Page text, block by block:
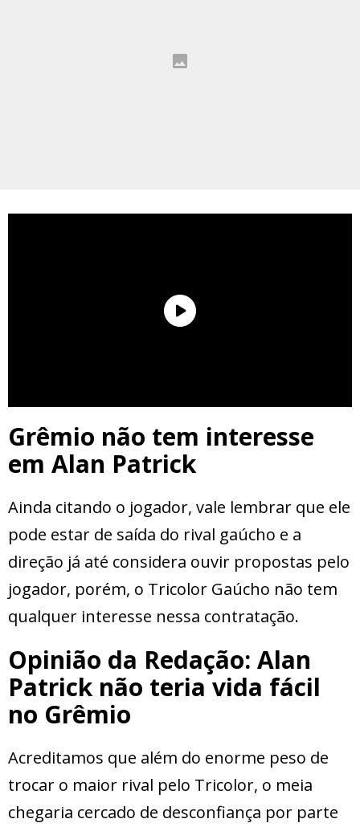
Grêmio não tem interesse
em Alan Patrick
Ainda citando o jogador, vale lembrar que ele
pode estar de saída do rival gaúcho e a
direção já até considera ouvir propostas pelo
jogador, porém, o Tricolor Gaúcho não tem
qualquer interesse nessa contratação.
Opinião da Redação: Alan
Patrick não teria vida fácil
no Grêmio
Acreditamos que além do enorme peso de
trocar o maior rival pelo Tricolor, o meia
chegaria cercado de desconfiança por parte